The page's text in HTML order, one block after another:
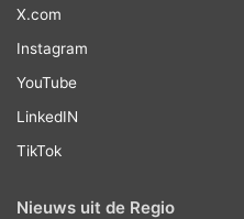
X.com
Instagram
YouTube
LinkedIN
TikTok
Nieuws uit de Regio